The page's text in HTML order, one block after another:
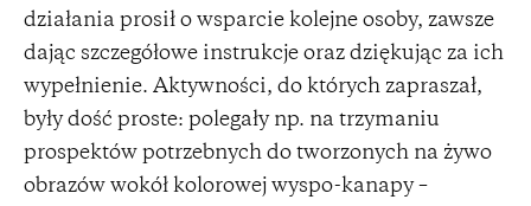
działania prosił o wsparcie kolejne osoby, zawsze
dając szczegółowe instrukcje oraz dziękując za ich
wypełnienie. Aktywności, do których zapraszał,
były dość proste: polegały np. na trzymaniu
prospektów potrzebnych do tworzonych na żywo
obrazów wokół kolorowej wyspo-kanapy –